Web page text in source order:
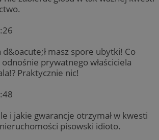
d&oacute;ł masz spore ubytki! Co
prywatnego właściciela
Praktycznie nic!
i jakie gwarancje otrzymał w kwesti
pisowski idioto.